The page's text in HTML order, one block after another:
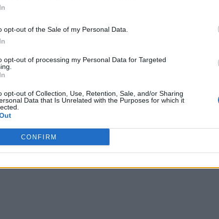
opt-out of the Sale of my Personal Data.
opt-out of processing my Personal Data for Targeted
opt-out of Collection, Use, Retention, Sale, and/or Sharing
Data that Is Unrelated with the Purposes for which it
CONFIRM
– curvatura turismo
sono:
– opzione commerciale e
sono: